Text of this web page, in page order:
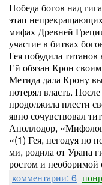
Победа богов над
этап
мифах Древней
участие в битвах
Гея побудила
Ей обязан Крон
Метида дала Крону
потерял власть.
продолжила плести
явно сочувствовал
Аполлодор,
«(1) Гея, него­дуя по
ми, роди­ла от Ура­на
ростом и необо­ри­мой
комментарии: 6